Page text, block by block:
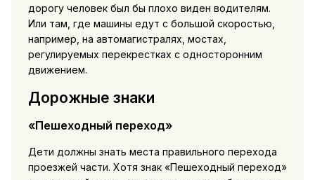
дорогу человек был бы плохо виден водителям.
Или там, где машины едут с большой скоростью,
например, на автомагистралях, мостах,
регулируемых перекрестках с односторонним
движением.
Дорожные знаки
«Пешеходный переход»
Дети должны знать места правильного перехода
проезжей части. Хотя знак «Пешеходный переход»